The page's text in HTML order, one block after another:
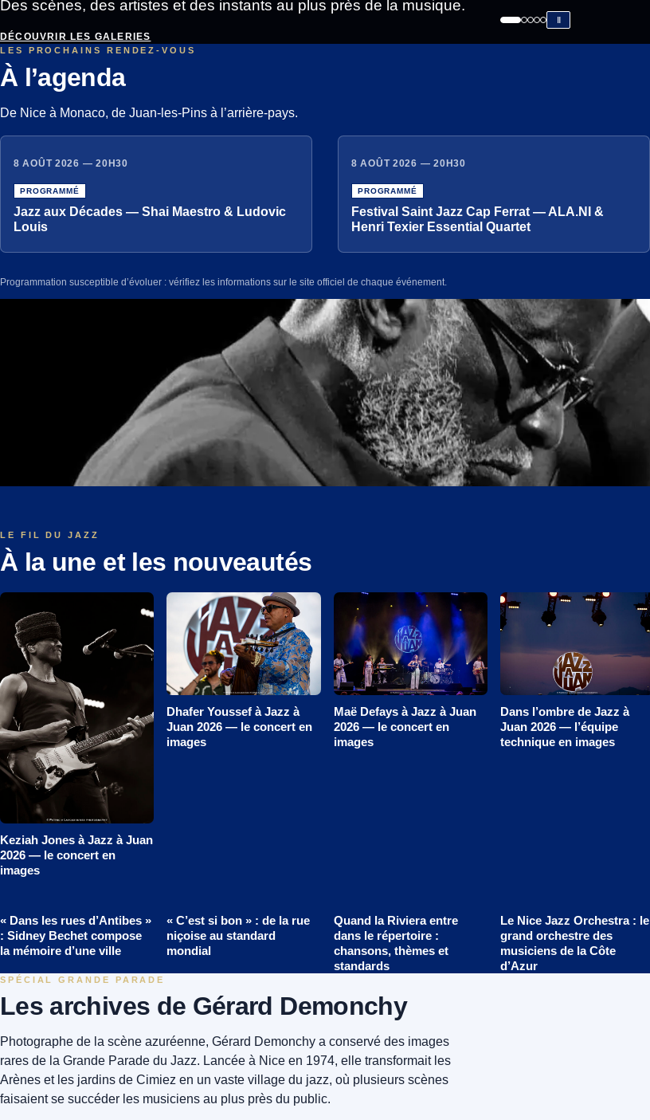
Des scènes, des artistes et des instants au plus près de la musique.
DÉCOUVRIR LES GALERIES
Ⅱ
LES PROCHAINS RENDEZ-VOUS
À l’agenda
De Nice à Monaco, de Juan-les-Pins à l’arrière-pays.
8 AOÛT 2026 — 20H30
PROGRAMMÉ
Jazz aux Décades — Shai Maestro & Ludovic
Louis
8 AOÛT 2026 — 20H30
PROGRAMMÉ
Festival Saint Jazz Cap Ferrat — ALA.NI &
Henri Texier Essential Quartet
Programmation susceptible d’évoluer : vérifiez les informations sur le site officiel de chaque événement.
LE FIL DU JAZZ
À la une et les nouveautés
Keziah Jones à Jazz à Juan
2026 — le concert en
images
Dhafer Youssef à Jazz à
Juan 2026 — le concert en
images
Maë Defays à Jazz à Juan
2026 — le concert en
images
Dans l’ombre de Jazz à
Juan 2026 — l’équipe
technique en images
« Dans les rues d’Antibes »
: Sidney Bechet compose
la mémoire d’une ville
« C’est si bon » : de la rue
niçoise au standard
mondial
Quand la Riviera entre
dans le répertoire :
chansons, thèmes et
standards
Le Nice Jazz Orchestra : le
grand orchestre des
musiciens de la Côte
d’Azur
SPÉCIAL GRANDE PARADE
Les archives de Gérard Demonchy
Photographe de la scène azuréenne, Gérard Demonchy a conservé des images
rares de la Grande Parade du Jazz. Lancée à Nice en 1974, elle transformait les
Arènes et les jardins de Cimiez en un vaste village du jazz, où plusieurs scènes
faisaient se succéder les musiciens au plus près du public.